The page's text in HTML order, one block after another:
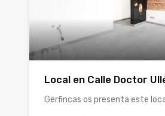
Local en Calle Doctor
Gerfincas os presenta este